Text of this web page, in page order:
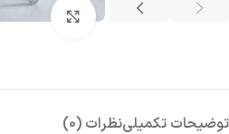
توضیحات تکمیلینظرات (0)